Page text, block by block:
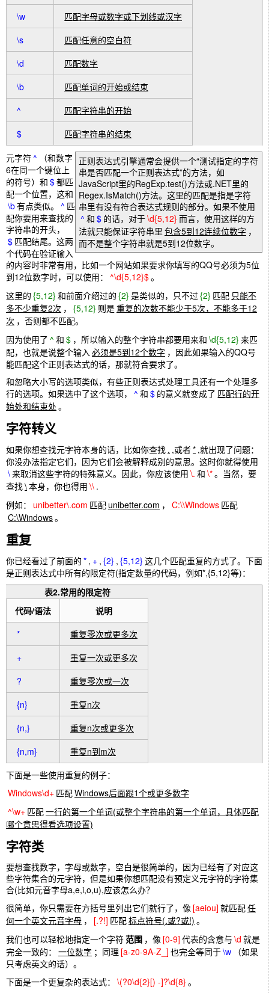
\w
匹配字母或数字或下划线或汉字
\s
匹配任意的空白符
\d
匹配数字
\b
匹配单词的开始或结束
^
匹配字符串的开始
$
匹配字符串的结束
正则表达式引擎通常会提供一个“测试指定的字符
串是否匹配一个正则表达式”的方法，如
JavaScript里的RegExp.test()方法或.NET里的
Regex.IsMatch()方法。这里的匹配是指是字符
串里有没有符合表达式规则的部分。如果不使用
^ 和 $ 的话，对于\d{5,12} 而言，使用这样的方
法就只能保证字符串里 包含5到12连续位数字 ，
而不是整个字符串就是5到12位数字。
元字符^
（和数字
6在同一个键位上
的符号）和 $都匹
配一个位置，这和
\b有点类似。 ^ 匹
配你要用来查找的
字符串的开头，
$ 匹配结尾。这两
个代码在验证输入
的内容时非常有用，比如一个网站如果要求你填写的QQ号必须为5位
到12位数字时，可以使用： ^\d{5,12}$。
这里的 {5,12} 和前面介绍过的 {2} 是类似的，只不过{2} 匹配 只能不
多不少重复2次 ， {5,12} 则是重复的次数不能少于5次，不能多于12
次 ，否则都不匹配。
因为使用了 ^ 和 $ ，所以输入的整个字符串都要用来和 \d{5,12} 来匹
配，也就是说整个输入 必须是5到12个数字 ，因此如果输入的QQ号
能匹配这个正则表达式的话，那就符合要求了。
和忽略大小写的选项类似，有些正则表达式处理工具还有一个处理多
行的选项。如果选中了这个选项， ^ 和 $ 的意义就变成了 匹配行的开
始处和结束处 。
字符转义
如果你想查找元字符本身的话，比如你查找 . ,或者* ,就出现了问题：
你没办法指定它们，因为它们会被解释成别的意思。这时你就得使用
\来取消这些字符的特殊意义。因此，你应该使用 \. 和 \*。当然，要
查找\本身，你也得用 \\ .
例如：
unibetter\.com 匹配 unibetter.com ， C:\\Windows 匹配
C:\Windows。
重复
你已经看过了前面的 * , + , {2} , {5,12} 这几个匹配重复的方式了。下面
是正则表达式中所有的限定符(指定数量的代码，例如*,{5,12}等)：
表2.常用的限定符
代码/语法
说明
*
重复零次或更多次
+
重复一次或更多次
?
重复零次或一次
{n}
重复n次
{n,}
重复n次或更多次
{n,m}
重复n到m次
下面是一些使用重复的例子：
Windows\d+ 匹配Windows后面跟1个或更多数字
^\w+ 匹配一行的第一个单词(或整个字符串的第一个单词，具体匹配
哪个意思得看选项设置)
字符类
要想查找数字，字母或数字，空白是很简单的，因为已经有了对应这
些字符集合的元字符，但是如果你想匹配没有预定义元字符的字符集
合(比如元音字母a,e,i,o,u),应该怎么办？
很简单，你只需要在方括号里列出它们就行了，像 [aeiou] 就匹配任
何一个英文元音字母 ， [.?!] 匹配标点符号(.或?或!) 。
我们也可以轻松地指定一个字符范围 ，像 [0-9] 代表的含意与 \d 就是
完全一致的： 一位数字 ；同理 [a-z0-9A-Z_] 也完全等同于\w （如果
只考虑英文的话）。
下面是一个更复杂的表达式： \(?0\d{2}[) -]?\d{8} 。